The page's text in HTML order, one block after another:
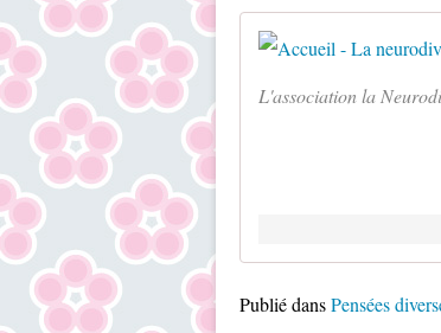
L'association la
Publié dansPensées